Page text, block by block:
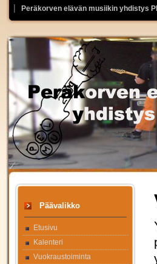
Peräkorven elävän musiikin yhdistys
Päävalikko
Etusivu
Kalenteri
Vuokraustoiminta